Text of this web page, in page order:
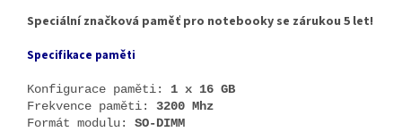
Speciální značková paměť pro notebooky se zárukou 5 let!
Specifikace paměti
Konfigurace paměti: 1 x 16 GB
Frekvence paměti: 3200 Mhz
Formát modulu: SO-DIMM